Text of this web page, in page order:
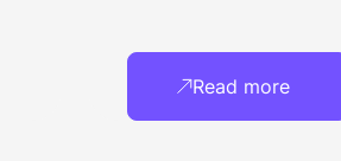
Read more